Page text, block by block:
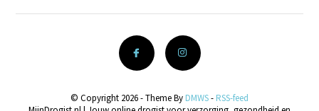
© Copyright 2026 - Theme By DMWS- RSS-feed